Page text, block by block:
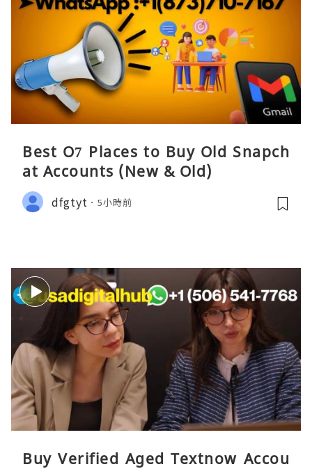
Best O7 Places to Buy Old Snapch
at Accounts (New & Old)
dfgtyt 5小時前
Buy Verified Aged Textnow Accou